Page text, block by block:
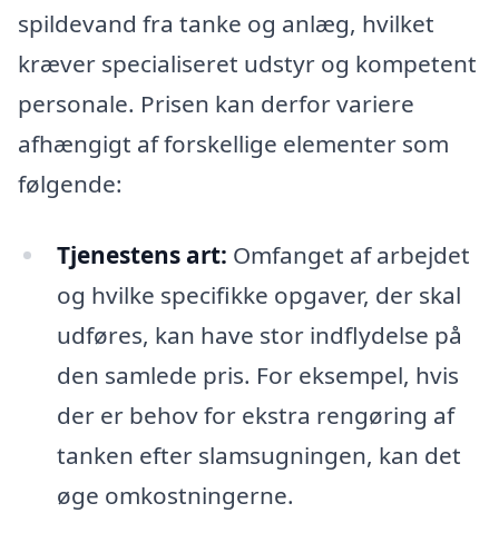
spildevand fra tanke og anlæg, hvilket
kræver specialiseret udstyr og kompetent
personale. Prisen kan derfor variere
afhængigt af forskellige elementer som
følgende:
Tjenestens art: Omfanget af arbejdet
og hvilke specifikke opgaver, der skal
udføres, kan have stor indflydelse på
den samlede pris. For eksempel, hvis
der er behov for ekstra rengøring af
tanken efter slamsugningen, kan det
øge omkostningerne.